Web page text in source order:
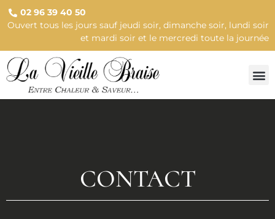
02 96 39 40 50
Ouvert tous les jours sauf jeudi soir, dimanche soir, lundi soir
et mardi soir et le mercredi toute la journée
CONTACT